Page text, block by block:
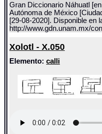
Gran Diccionario Náhuatl
Autónoma de México
[29-08-2020]. Disponible en
http://www.gdn.unam.mx/
Xolotl - X.050
Elemento:calli